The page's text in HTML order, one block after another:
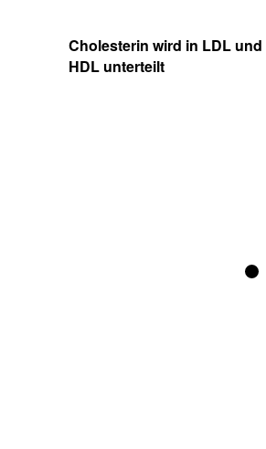
Cholesterin wird in LDL und
HDL unterteilt